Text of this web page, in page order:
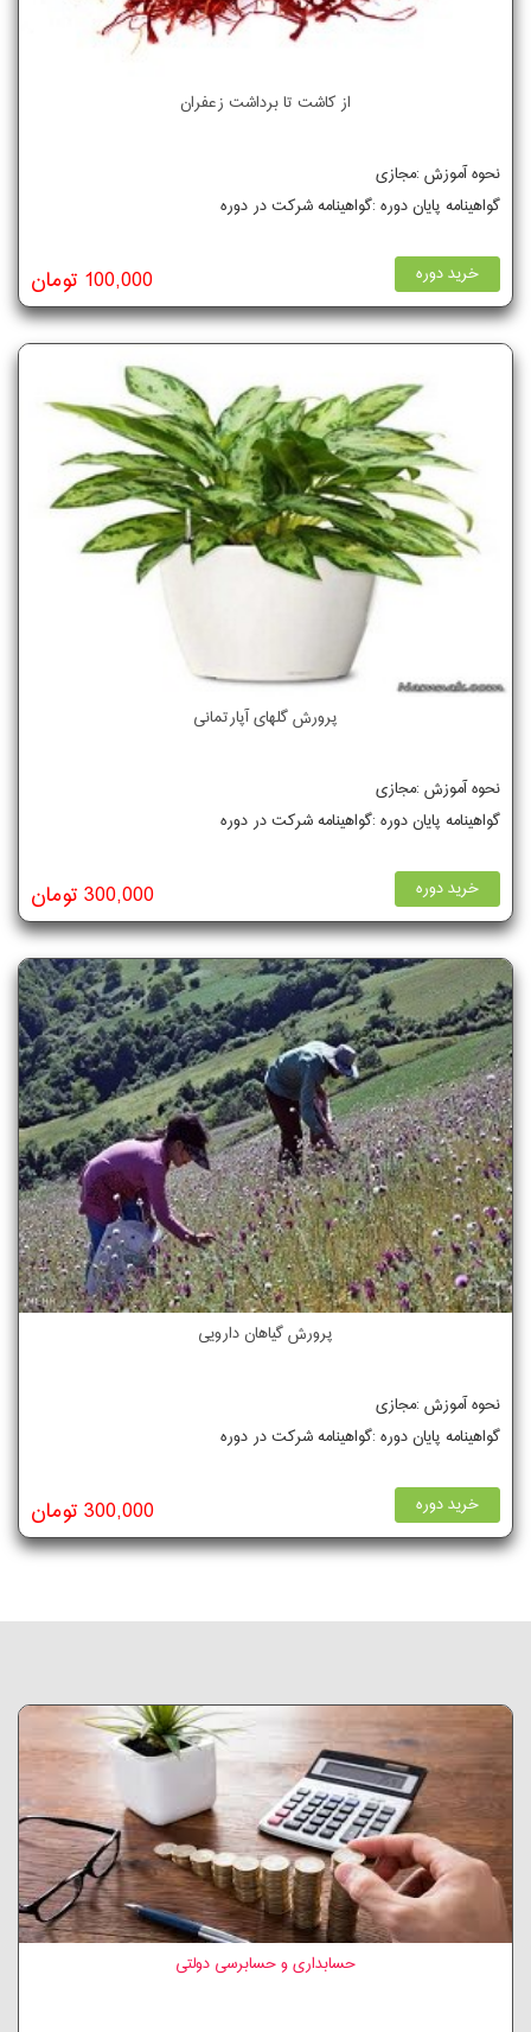
از کاشت تا برداشت زعفران
نحوه آموزش :مجازی
گواهینامه پایان دوره :گواهینامه شرکت در دوره
خرید دوره 100,000 تومان
پرورش گلهای آپارتمانی
نحوه آموزش :مجازی
گواهینامه پایان دوره :گواهینامه شرکت در دوره
خرید دوره 300,000 تومان
پرورش گیاهان دارویی
نحوه آموزش :مجازی
گواهینامه پایان دوره :گواهینامه شرکت در دوره
خرید دوره 300,000 تومان
حسابداری و حسابرسی دولتی